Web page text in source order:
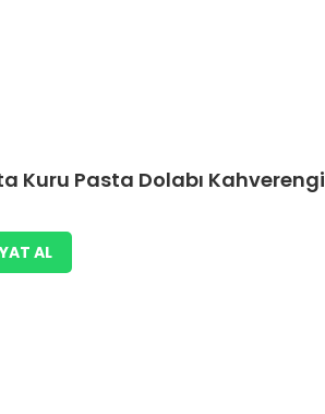
Kuru Pasta Dolabı Kahverengi
AL